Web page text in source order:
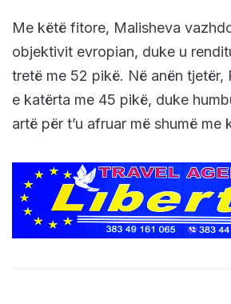
Me këtë fitore, Malisheva
objektivit evropian, duke u
tretë me 52 pikë. Në anën tjetër,
e katërta me 45 pikë, duke
artë për t’u afruar më shumë me